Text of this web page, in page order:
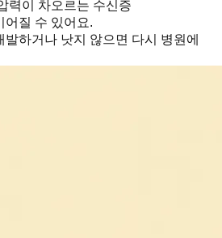
력이 차오르는 수신증
어질 수 있어요.
하거나 낫지 않으면 다시 병원에